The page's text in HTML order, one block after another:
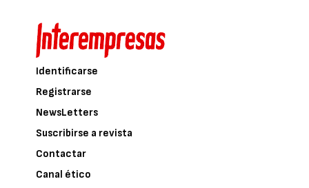
Identificarse
Registrarse
NewsLetters
Suscribirse a revista
Contactar
Canal ético